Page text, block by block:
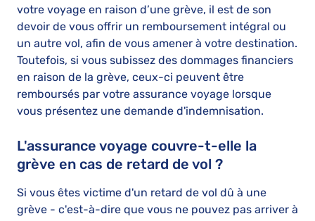
votre voyage en raison d’une grève, il est de son
devoir de vous offrir un remboursement intégral ou
un autre vol, afin de vous amener à votre destination.
Toutefois, si vous subissez des dommages financiers
en raison de la grève, ceux-ci peuvent être
remboursés par votre assurance voyage lorsque
vous présentez une demande d'indemnisation.
L'assurance voyage couvre-t-elle la
grève en cas de retard de vol ?
Si vous êtes victime d'un retard de vol dû à une
grève - c'est-à-dire que vous ne pouvez pas arriver à